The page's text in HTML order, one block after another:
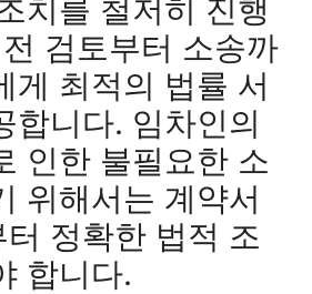
치를 철저히 진행
검토부터 소송까
게 최적의 법률 서
합니다. 임차인의
인한 불필요한 소
위해서는 계약서
정확한 법적 조
합니다.